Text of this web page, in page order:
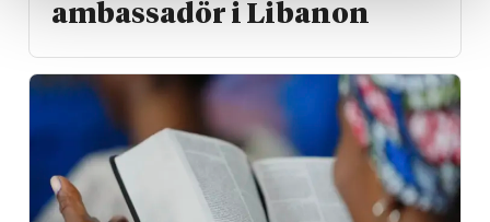
ambassadör i Libanon